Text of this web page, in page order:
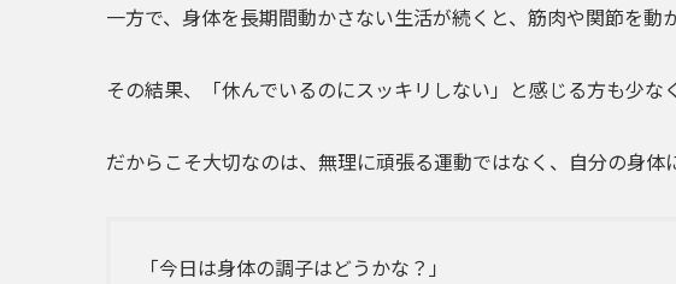
一方で、身体を長期間動かさない生活が続くと、筋肉や関節を動
その結果、「休んでいるのにスッキリしない」と感じる方も少な
だからこそ大切なのは、無理に頑張る運動ではなく、自分の身体
「今日は身体の調子はどうかな？」